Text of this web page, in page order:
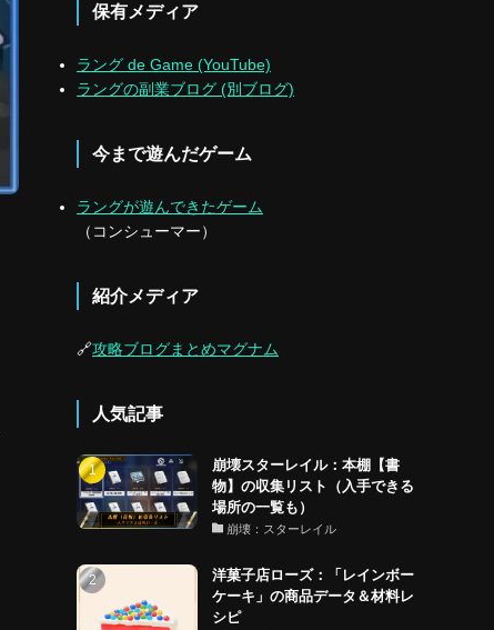
保有メディア
ラング de Game (YouTube)
ラングの副業ブログ (別ブログ)
今まで遊んだゲーム
ラングが遊んできたゲーム
（コンシューマー）
紹介メディア
🔗攻略ブログまとめマグナム
人気記事
崩壊スターレイル：本棚【書
物】の収集リスト（入手できる
場所の一覧も）
崩壊：スターレイル
洋菓子店ローズ：「レインボー
ケーキ」の商品データ＆材料レ
シピ